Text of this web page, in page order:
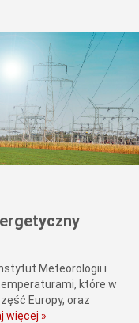
Meteorologii i
które w
Europy, oraz
więcej »